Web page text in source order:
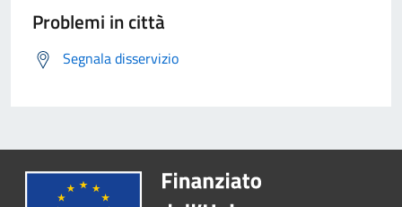
Problemi in città
Segnala disservizio